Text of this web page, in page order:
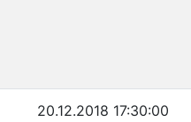
20.12.2018 17:30:00